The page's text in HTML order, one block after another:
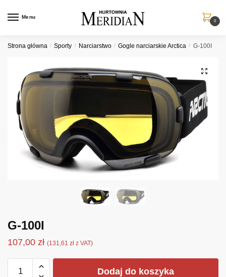
Menu
0
Strona główna / Sporty / Narciarstwo / Gogle narciarskie Arctica / G-100I
G-100I
107,00 zł (131,61 zł z VAT)
Dodaj do koszyka